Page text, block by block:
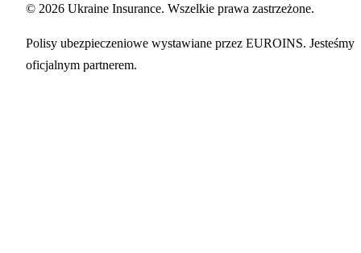
© 2026 Ukraine Insurance. Wszelkie prawa zastrzeżone.
Polisy ubezpieczeniowe wystawiane przez EUROINS. Jesteśmy
oficjalnym partnerem.